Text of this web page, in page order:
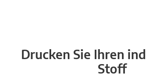
Drucken Sie Ihren
Stoff